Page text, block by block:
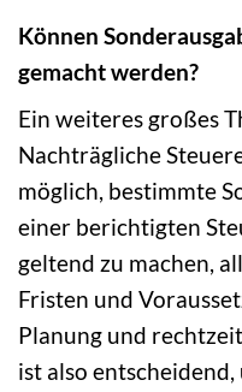
Können
gemacht werden?
Ein weiteres großes
Nachträgliche
möglich, bestimmte
einer berichtigten
geltend zu machen,
Fristen und
Planung und
ist also